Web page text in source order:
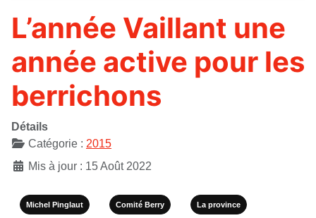
L’année Vaillant une
année active pour les
berrichons
Détails
Catégorie : 2015
Mis à jour : 15 Août 2022
Michel Pinglaut Comité Berry La province